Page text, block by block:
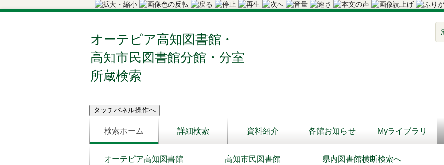
オーテピア高知図書館・
高知市民図書館分館・分室
所蔵検索
検索ホーム 詳細検索 資料紹介 各館お知らせ Myライブラリ
オーテピア高知図書館
高知市民図書館
県内図書館横断検索へ